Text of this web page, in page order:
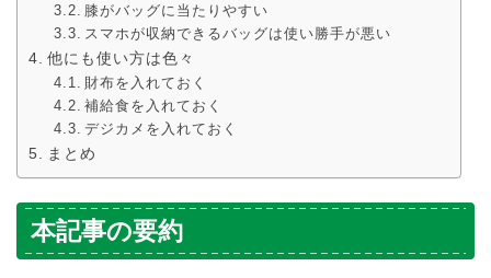
膝がバッグに当たりやすい
スマホが収納できるバッグは使い勝手が悪い
他にも使い方は色々
財布を入れておく
補給食を入れておく
デジカメを入れておく
まとめ
本記事の要約